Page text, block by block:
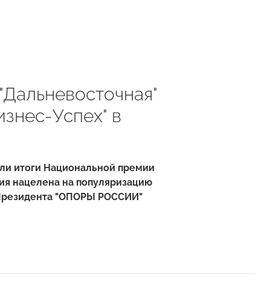
Успех" в
итоги Национальной премии
нацелена на популяризацию
"ОПОРЫ РОССИИ"